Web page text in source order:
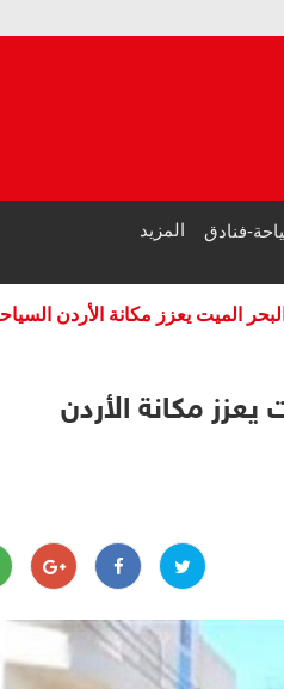
فنادق المزيد
الميت يعزز مكانة الأردن
مكانة الأردن